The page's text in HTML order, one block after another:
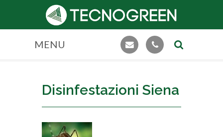
MENU
Disinfestazioni Siena